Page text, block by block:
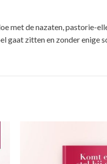
met de nazaten, pastorie-
gaat zitten en zonder enige